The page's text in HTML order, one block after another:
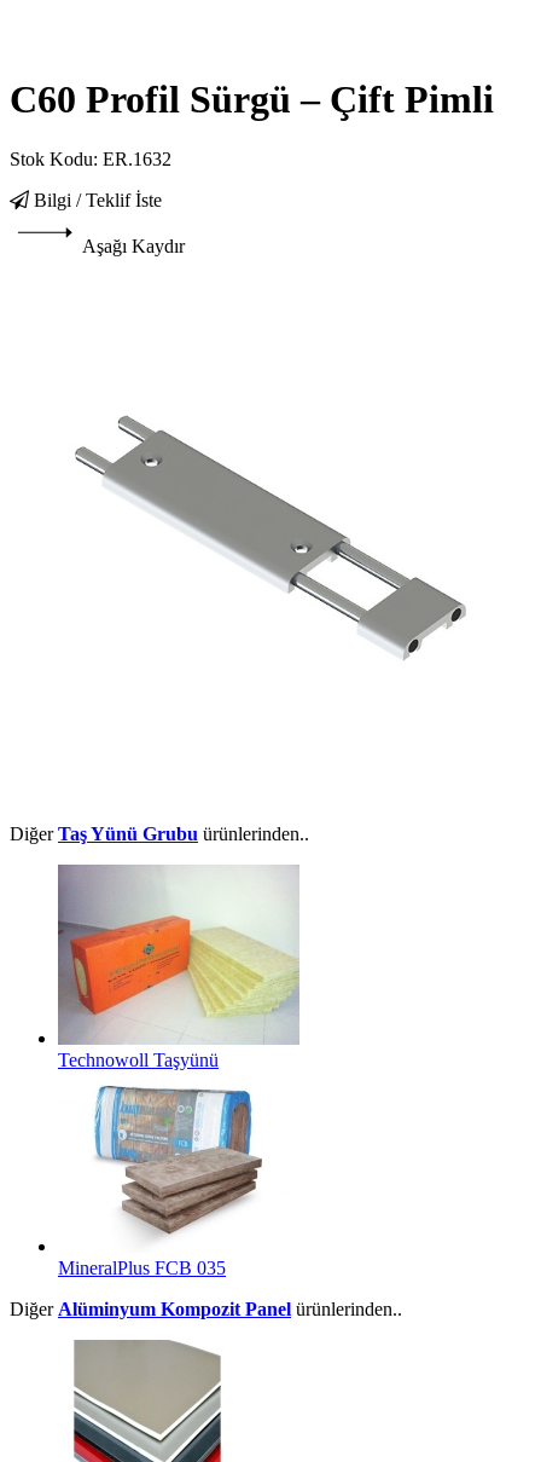
C60 Profil Sürgü – Çift Pimli
Stok Kodu: ER.1632
Bilgi / Teklif İste
Aşağı Kaydır
DiğerTaş Yünü Grubu ürünlerinden..
Technowoll Taşyünü
MineralPlus FCB 035
DiğerAlüminyum Kompozit Panel ürünlerinden..